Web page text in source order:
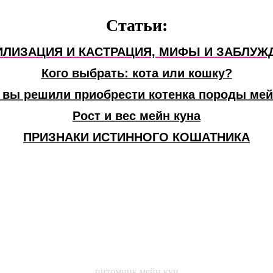
Статьи:
И КАСТРАЦИЯ, МИФЫ И
Кого выбрать: кота или кошку?
решили приобрести котенка породы
Рост и вес мейн куна
ПРИЗНАКИ ИСТИННОГО КОШАТНИКА